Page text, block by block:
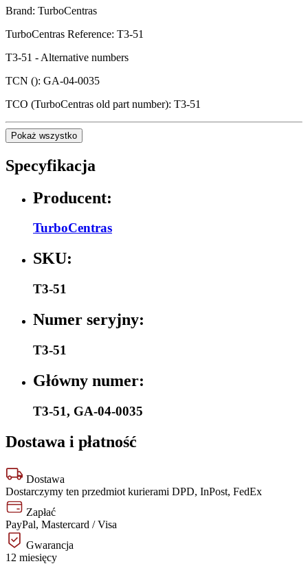
Brand: TurboCentras
TurboCentras Reference: T3-51
T3-51 - Alternative numbers
TCN (): GA-04-0035
TCO (TurboCentras old part number): T3-51
Pokaż wszystko
Specyfikacja
Producent:
TurboCentras
SKU:
T3-51
Numer seryjny:
T3-51
Główny numer:
T3-51, GA-04-0035
Dostawa i płatność
Dostawa
Dostarczymy ten przedmiot kurierami DPD, InPost, FedEx
Zapłać
PayPal, Mastercard / Visa
Gwarancja
12 miesięcy